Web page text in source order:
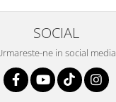
SOCIAL
ne in social media